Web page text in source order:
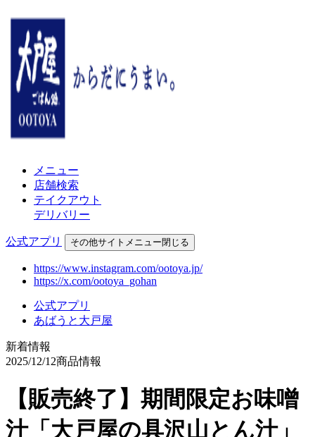
メニュー
店舗検索
テイクアウト
デリバリー
公式アプリ その他サイトメニュー閉じる
https://www.instagram.com/ootoya.jp/
https://x.com/ootoya_gohan
公式アプリ
あばうと大戸屋
新着情報
2025/12/12商品情報
【販売終了】期間限定お味噌
汁「大戸屋の具沢山とん汁」